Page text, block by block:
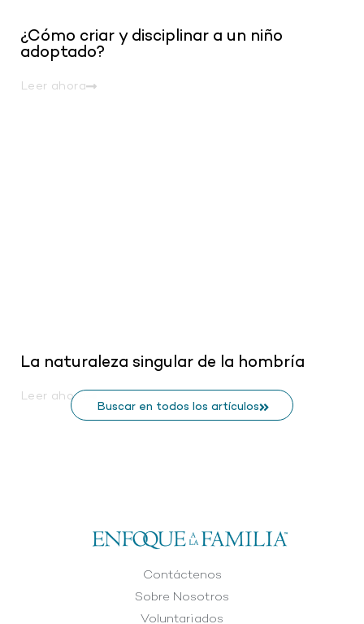
¿Cómo criar y disciplinar a un niño
adoptado?
Leer ahora
La naturaleza singular de la hombría
Leer ahora
Buscar en todos los artículos
Contáctenos
Sobre Nosotros
Voluntariados